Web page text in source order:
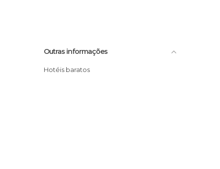
Outras informações
Hotéis baratos